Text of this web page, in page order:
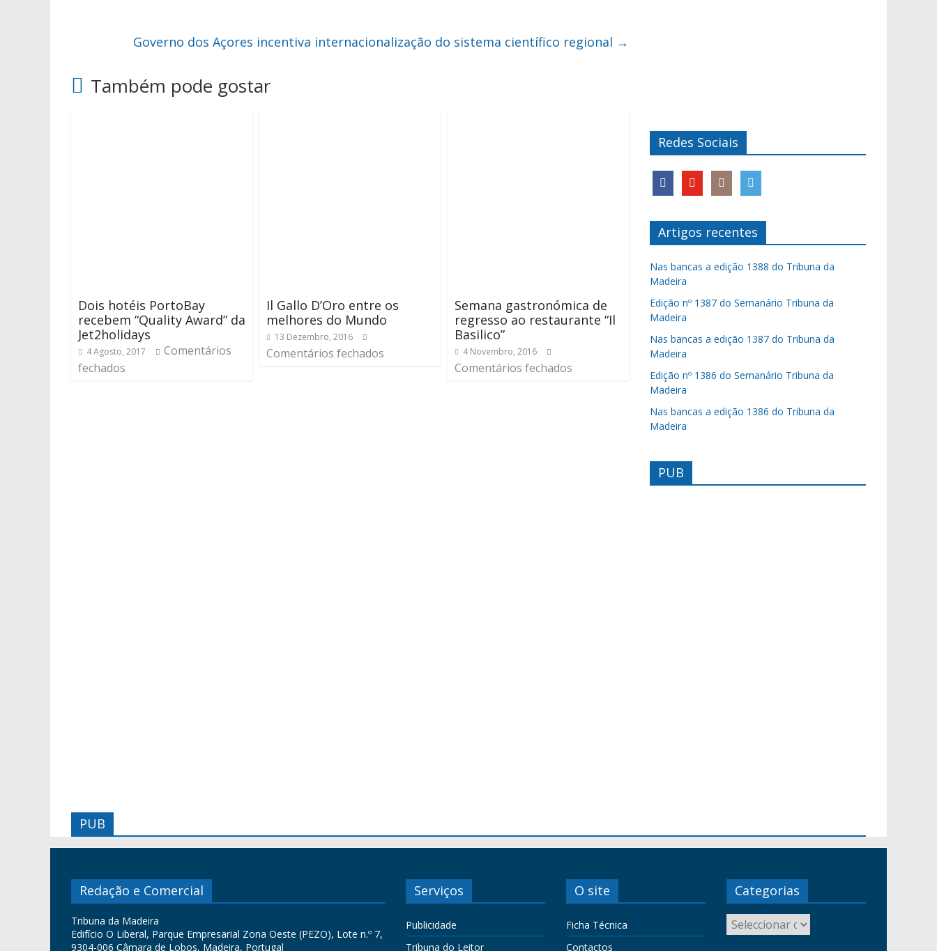
Governo dos Açores incentiva internacionalização do sistema científico regional →
Também pode gostar
Dois hotéis PortoBay
recebem “Quality Award” da
Jet2holidays
4 Agosto, 2017
Comentários
fechados
Il Gallo D’Oro entre os
melhores do Mundo
13 Dezembro, 2016
Comentários fechados
Semana gastronómica de
regresso ao restaurante “Il
Basilico”
4 Novembro, 2016
Comentários fechados
Redes Sociais
Artigos recentes
Nas bancas a edição 1388 do Tribuna da
Madeira
Edição nº 1387 do Semanário Tribuna da
Madeira
Nas bancas a edição 1387 do Tribuna da
Madeira
Edição nº 1386 do Semanário Tribuna da
Madeira
Nas bancas a edição 1386 do Tribuna da
Madeira
PUB
PUB
Redação e Comercial
Tribuna da Madeira
Edifício O Liberal, Parque Empresarial Zona Oeste (PEZO), Lote n.º 7,
9304-006 Câmara de Lobos, Madeira, Portugal
Serviços
Publicidade
Tribuna do Leitor
O site
Ficha Técnica
Contactos
Categorias